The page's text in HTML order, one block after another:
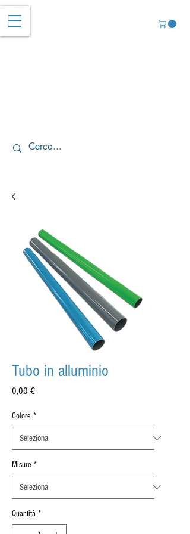
Tubo in alluminio
0,00 €Prezzo
Colore *
Misure *
Quantità *